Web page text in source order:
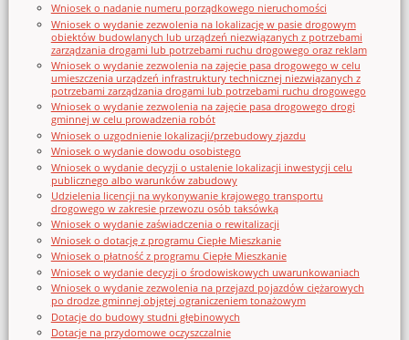
Wniosek o nadanie numeru porządkowego nieruchomości
Wniosek o wydanie zezwolenia na lokalizację w pasie drogowym
obiektów budowlanych lub urządzeń niezwiązanych z potrzebami
zarządzania drogami lub potrzebami ruchu drogowego oraz reklam
Wniosek o wydanie zezwolenia na zajęcie pasa drogowego w celu
umieszczenia urządzeń infrastruktury technicznej niezwiązanych z
potrzebami zarządzania drogami lub potrzebami ruchu drogowego
Wniosek o wydanie zezwolenia na zajęcie pasa drogowego drogi
gminnej w celu prowadzenia robót
Wniosek o uzgodnienie lokalizacji/przebudowy zjazdu
Wniosek o wydanie dowodu osobistego
Wniosek o wydanie decyzji o ustalenie lokalizacji inwestycji celu
publicznego albo warunków zabudowy
Udzielenia licencji na wykonywanie krajowego transportu
drogowego w zakresie przewozu osób taksówką
Wniosek o wydanie zaświadczenia o rewitalizacji
Wniosek o dotację z programu Ciepłe Mieszkanie
Wniosek o płatność z programu Ciepłe Mieszkanie
Wniosek o wydanie decyzji o środowiskowych uwarunkowaniach
Wniosek o wydanie zezwolenia na przejazd pojazdów ciężarowych
po drodze gminnej objętej ograniczeniem tonażowym
Dotacje do budowy studni głębinowych
Dotacje na przydomowe oczyszczalnie